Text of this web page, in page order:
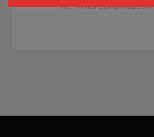
VIE
WHERESPORTSBEGIN